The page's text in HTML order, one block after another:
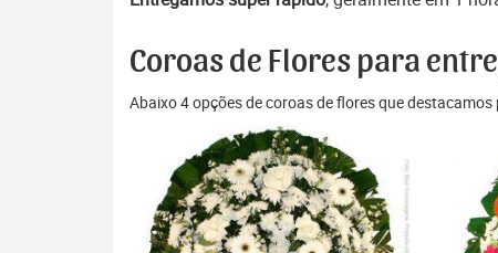
Coroas de Flores para
Abaixo 4 opções de coroas de flores que